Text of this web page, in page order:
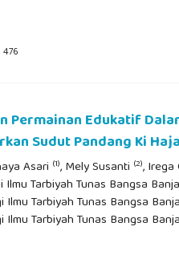
Permainan Edukatif
Sudut Pandang Ki
Asari (1), Mely Susanti (2), Irega
Ilmu Tarbiyah Tunas Bangsa
Ilmu Tarbiyah Tunas Bangsa
Ilmu Tarbiyah Tunas Bangsa